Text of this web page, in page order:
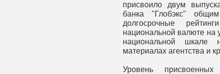
присвоило двум
банка "Глобэкс"
долгосрочные
национальной валюте на
национальной шкале
материалах агентства и
Уровень